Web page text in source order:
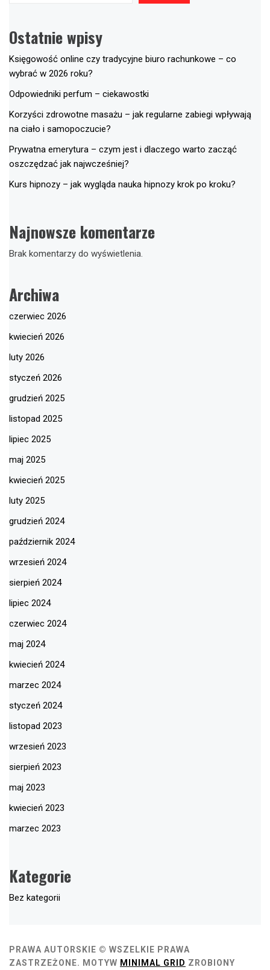
Ostatnie wpisy
Księgowość online czy tradycyjne biuro rachunkowe – co
wybrać w 2026 roku?
Odpowiedniki perfum – ciekawostki
Korzyści zdrowotne masażu – jak regularne zabiegi wpływają
na ciało i samopoczucie?
Prywatna emerytura – czym jest i dlaczego warto zacząć
oszczędzać jak najwcześniej?
Kurs hipnozy – jak wygląda nauka hipnozy krok po kroku?
Najnowsze komentarze
Brak komentarzy do wyświetlenia.
Archiwa
czerwiec 2026
kwiecień 2026
luty 2026
styczeń 2026
grudzień 2025
listopad 2025
lipiec 2025
maj 2025
kwiecień 2025
luty 2025
grudzień 2024
październik 2024
wrzesień 2024
sierpień 2024
lipiec 2024
czerwiec 2024
maj 2024
kwiecień 2024
marzec 2024
styczeń 2024
listopad 2023
wrzesień 2023
sierpień 2023
maj 2023
kwiecień 2023
marzec 2023
Kategorie
Bez kategorii
PRAWA AUTORSKIE © WSZELKIE PRAWA
ZASTRZEŻONE. MOTYW MINIMAL GRID ZROBIONY